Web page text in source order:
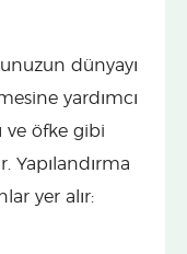
dünyayı
yardımcı
ve öfke gibi
Yapılandırma
yer alır: